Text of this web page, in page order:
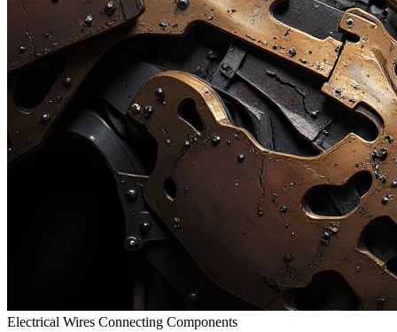
Electrical Wires Connecting Components